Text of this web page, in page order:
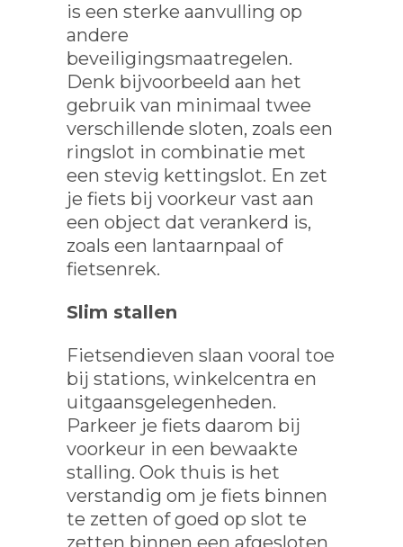
is een sterke aanvulling op
andere
beveiligingsmaatregelen.
Denk bijvoorbeeld aan het
gebruik van minimaal twee
verschillende sloten, zoals een
ringslot in combinatie met
een stevig kettingslot. En zet
je fiets bij voorkeur vast aan
een object dat verankerd is,
zoals een lantaarnpaal of
fietsenrek.
Slim stallen
Fietsendieven slaan vooral toe
bij stations, winkelcentra en
uitgaansgelegenheden.
Parkeer je fiets daarom bij
voorkeur in een bewaakte
stalling. Ook thuis is het
verstandig om je fiets binnen
te zetten of goed op slot te
zetten binnen een afgesloten